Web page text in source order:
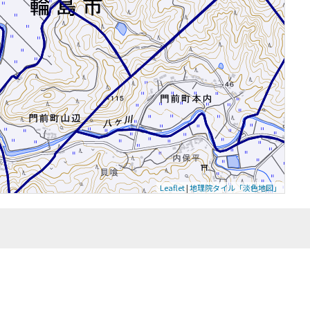
Leaflet|地理院タイル「淡色地図」